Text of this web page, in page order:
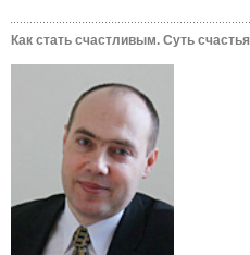
Как стать счастливым. Суть счастья